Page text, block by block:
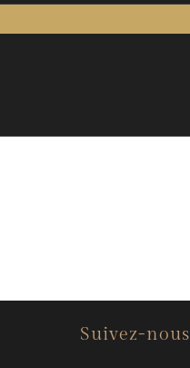
Suivez-nous